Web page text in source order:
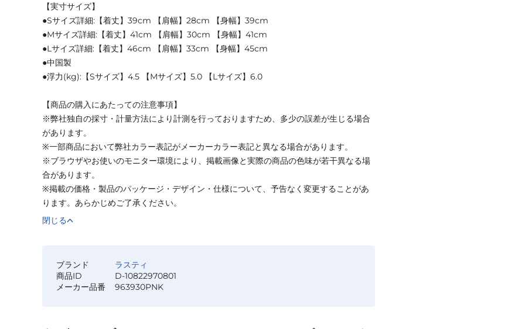
【実寸サイズ】
●Sサイズ詳細:【着丈】39cm 【肩幅】28cm 【身幅】39cm
●Mサイズ詳細:【着丈】41cm 【肩幅】30cm 【身幅】41cm
●Lサイズ詳細:【着丈】46cm 【肩幅】33cm 【身幅】45cm
●中国製
●浮力(kg):【Sサイズ】4.5 【Mサイズ】5.0 【Lサイズ】6.0
【商品の購入にあたっての注意事項】
※弊社独自の採寸・計量方法により計測を行っておりますため、多少の誤差が生じる場合
があります。
※一部商品において弊社カラー表記がメーカーカラー表記と異なる場合があります。
※ブラウザやお使いのモニター環境により、掲載画像と実際の商品の色味が若干異なる場
合があります。
※掲載の価格・製品のパッケージ・デザイン・仕様について、予告なく変更することがあ
ります。あらかじめご了承ください。
閉じる
ブランド
ラスティ
商品ID
D-10822970801
メーカー品番
963930PNK